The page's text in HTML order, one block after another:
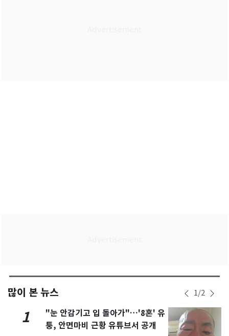
많이 본 뉴스 1/2
1
"눈 안감기고 입 돌아가"…'8혼' 유
퉁, 안면마비 근황 유튜브서 공개